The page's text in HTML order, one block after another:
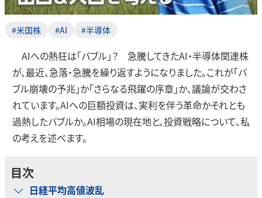
#米国株 #AI #半導体
AIへの熱狂は「バブル」？ 急騰してきたAI・半導体関連株
が、最近、急落・急騰を繰り返すようになりました。これが「バ
ブル崩壊の予兆」か「さらなる飛躍の序章」か、議論が交わさ
れています。AIへの巨額投資は、実利を伴う革命かそれとも
過熱したバブルか。AI相場の現在地と、投資戦略について、私
の考えを述べます。
目次
日経平均高値波乱